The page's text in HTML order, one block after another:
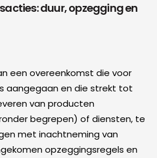
duur, opzegging en
een overeenkomst die voor
aangegaan en die strekt tot
van producten
begrepen) of diensten, te
met inachtneming van
opzeggingsregels en